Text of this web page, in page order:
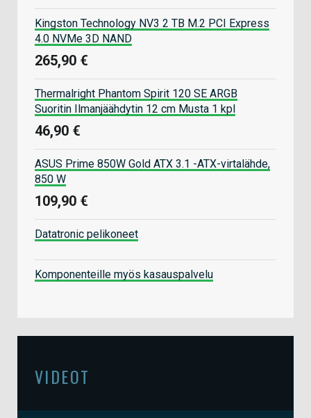
Kingston Technology NV3 2 TB M.2 PCI Express
4.0 NVMe 3D NAND
265,90 €
Thermalright Phantom Spirit 120 SE ARGB
Suoritin Ilmanjäähdytin 12 cm Musta 1 kpl
46,90 €
ASUS Prime 850W Gold ATX 3.1 -ATX-virtalähde,
850 W
109,90 €
Datatronic pelikoneet
Komponenteille myös kasauspalvelu
VIDEOT